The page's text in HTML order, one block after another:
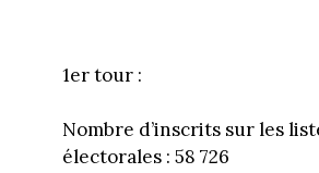
1er tour :
Nombre d’inscrits sur les
électorales : 58 726